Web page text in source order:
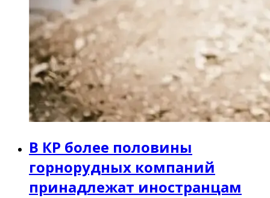
В КР более половины
горнорудных компаний
принадлежат иностранцам